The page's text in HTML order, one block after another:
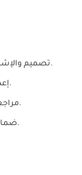
تصميم والإشراف على أنظمة التكييف والتهوية.
إعداد الخطط الفنية ومتابعة التنفيذ.
مراجعة أعمال الصيانة وتحسين الأداء.
ضمان الالتزام بالمواصفات الهندسية.